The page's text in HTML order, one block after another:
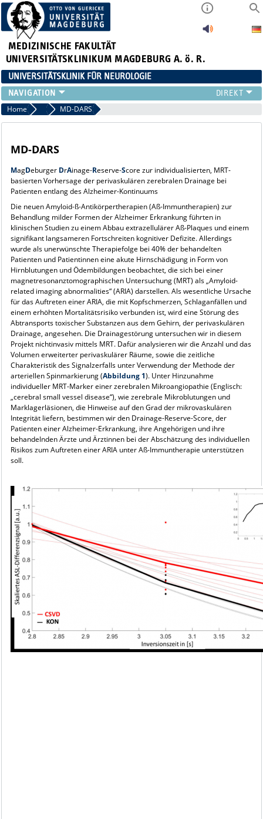
MEDIZINISCHE FAKULTÄT
UNIVERSITÄTSKLINIKUM MAGDEBURG A. ö. R.
UNIVERSITÄTSKLINIK FÜR NEUROLOGIE
TEAM
SCHWERPUNKTE
ÄRZTE/ZUWEISER
FORSCHUNG
LEHRE UND AUSBILDUNG
BEWERBER
NEUVANET SAN
Home Mikrovaskuläre Neurologie
MD-DARS
MD-DARS
MagDeburger DrAinage-Reserve-Score zur individualisierten, MRT-
basierten Vorhersage der perivaskulären zerebralen Drainage bei
Patienten entlang des Alzheimer-Kontinuums
Die neuen Amyloid-ß-Antikörpertherapien (Aß-Immuntherapien) zur
Behandlung milder Formen der Alzheimer Erkrankung führten in
klinischen Studien zu einem Abbau extrazellulärer Aß-Plaques und einem
signifikant langsameren Fortschreiten kognitiver Defizite. Allerdings
wurde als unerwünschte Therapiefolge bei 40% der behandelten
Patienten und Patientinnen eine akute Hirnschädigung in Form von
Hirnblutungen und Ödembildungen beobachtet, die sich bei einer
magnetresonanztomographischen Untersuchung (MRT) als „Amyloid-
related imaging abnormalities“ (ARIA) darstellen. Als wesentliche Ursache
für das Auftreten einer ARIA, die mit Kopfschmerzen, Schlaganfällen und
einem erhöhten Mortalitätsrisiko verbunden ist, wird eine Störung des
Abtransports toxischer Substanzen aus dem Gehirn, der perivaskulären
Drainage, angesehen. Die Drainagestörung untersuchen wir in diesem
Projekt nichtinvasiv mittels MRT. Dafür analysieren wir die Anzahl und das
Volumen erweiterter perivaskulärer Räume, sowie die zeitliche
Charakteristik des Signalzerfalls unter Verwendung der Methode der
arteriellen Spinmarkierung (Abbildung 1). Unter Hinzunahme
individueller MRT-Marker einer zerebralen Mikroangiopathie (Englisch:
„cerebral small vessel disease“), wie zerebrale Mikroblutungen und
Marklagerläsionen, die Hinweise auf den Grad der mikrovaskulären
Integrität liefern, bestimmen wir den Drainage-Reserve-Score, der
Patienten einer Alzheimer-Erkrankung, ihre Angehörigen und ihre
behandelnden Ärzte und Ärztinnen bei der Abschätzung des individuellen
Risikos zum Auftreten einer ARIA unter Aß-Immuntherapie unterstützen
soll.